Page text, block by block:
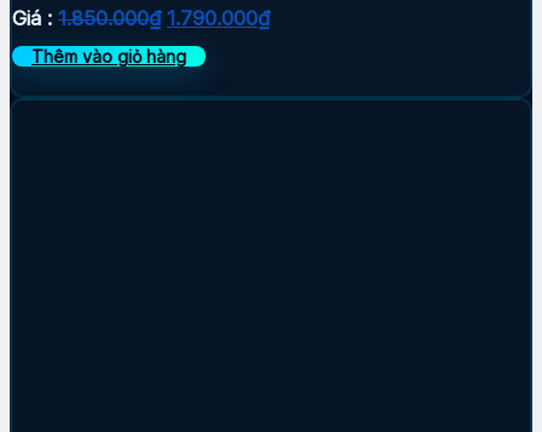
Giá : 1.850.000₫ Giá
gốc
là:
1.850.000₫.
1.790.000₫Giá
là:
Thêm vào giỏ hàng